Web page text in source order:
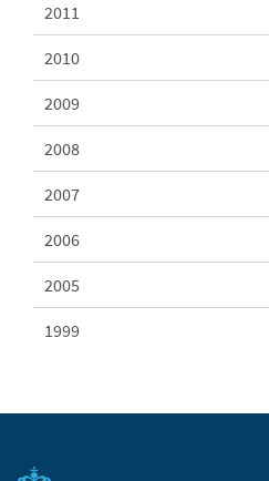
2011
2010
2009
2008
2007
2006
2005
1999